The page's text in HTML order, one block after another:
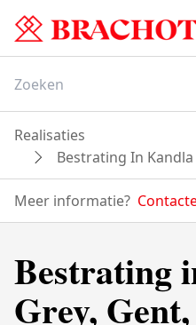
Realisaties
Bestrating In
Meer informatie?
Bestrating
Grey,